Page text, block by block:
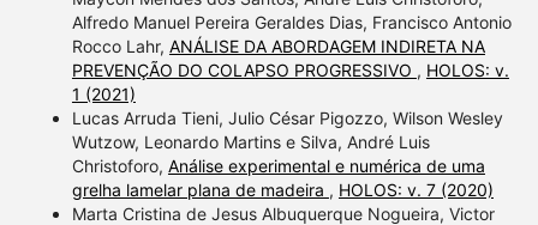
Alfredo Manuel Pereira Geraldes Dias, Francisco Antonio
Rocco Lahr, ANÁLISE DA ABORDAGEM INDIRETA NA
PREVENÇÃO DO COLAPSO PROGRESSIVO , HOLOS: v.
1 (2021)
Lucas Arruda Tieni, Julio César Pigozzo, Wilson Wesley
Wutzow, Leonardo Martins e Silva, André Luis
Christoforo, Análise experimental e numérica de uma
grelha lamelar plana de madeira , HOLOS: v. 7 (2020)
Marta Cristina de Jesus Albuquerque Nogueira, Victor